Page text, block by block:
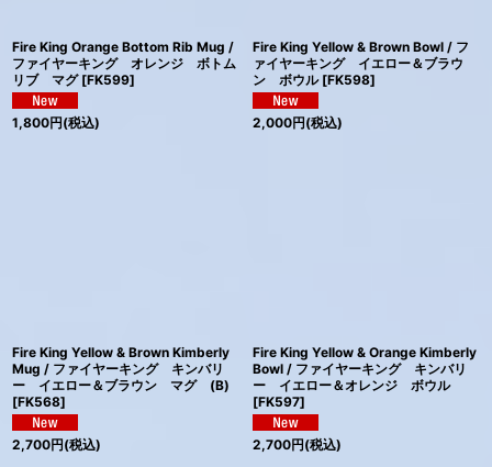
Fire King Orange Bottom Rib Mug /
ファイヤーキング オレンジ ボトム
リブ マグ [FK599]
1,800円(税込)
Fire King Yellow & Brown Bowl / フ
ァイヤーキング イエロー＆ブラウ
ン ボウル [FK598]
2,000円(税込)
Fire King Yellow & Brown Kimberly
Mug / ファイヤーキング キンバリ
ー イエロー＆ブラウン マグ (B)
[FK568]
2,700円(税込)
Fire King Yellow & Orange Kimberly
Bowl / ファイヤーキング キンバリ
ー イエロー＆オレンジ ボウル
[FK597]
2,700円(税込)